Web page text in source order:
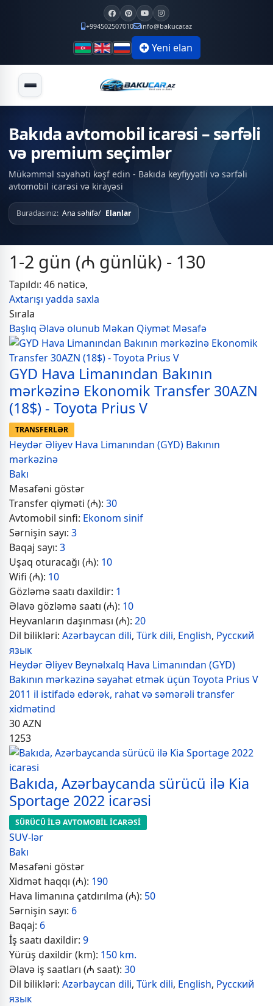
+994502507010 info@bakucar.az
Yeni elan
Bakıda avtomobil icarəsi – sərfəli
və premium seçimlər
Mükəmməl səyahəti kəşf edin - Bakıda keyfiyyətli və sərfəli
avtomobil icarəsi və kirayəsi
Buradasınız: Ana səhifə Elanlar
1-2 gün (₼ günlük) - 130
Tapıldı: 46 nəticə,
Axtarışı yadda saxla
Sırala
Başlıq Əlavə olunub Məkan Qiymət Məsafə
GYD Hava Limanından Bakının
mərkəzinə Ekonomik Transfer 30AZN
(18$) - Toyota Prius V
TRANSFERLƏR
Heydər Əliyev Hava Limanından (GYD) Bakının
mərkəzinə
Bakı
Məsafəni göstər
Transfer qiyməti (₼): 30
Avtomobil sinfi: Ekonom sinif
Sərnişin sayı: 3
Baqaj sayı: 3
Uşaq oturacağı (₼): 10
Wifi (₼): 10
Gözləmə saatı daxildir: 1
Əlavə gözləmə saatı (₼): 10
Heyvanların daşınması (₼): 20
Dil bilikləri: Azərbaycan dili, Türk dili, English, Русский
язык
Heydər Əliyev Beynəlxalq Hava Limanından (GYD)
Bakının mərkəzinə səyahət etmək üçün Toyota Prius V
2011 il istifadə edərək, rahat və səmərəli transfer
xidmətind
30AZN
1253
Bakıda, Azərbaycanda sürücü ilə Kia
Sportage 2022 icarəsi
SÜRÜCÜ İLƏ AVTOMOBİL İCARƏSİ
SUV-lər
Bakı
Məsafəni göstər
Xidmət haqqı (₼): 190
Hava limanına çatdırılma (₼): 50
Sərnişin sayı: 6
Baqaj: 6
İş saatı daxildir: 9
Yürüş daxildir (km): 150 km.
Əlavə iş saatları (₼ saat): 30
Dil bilikləri: Azərbaycan dili, Türk dili, English, Русский
язык